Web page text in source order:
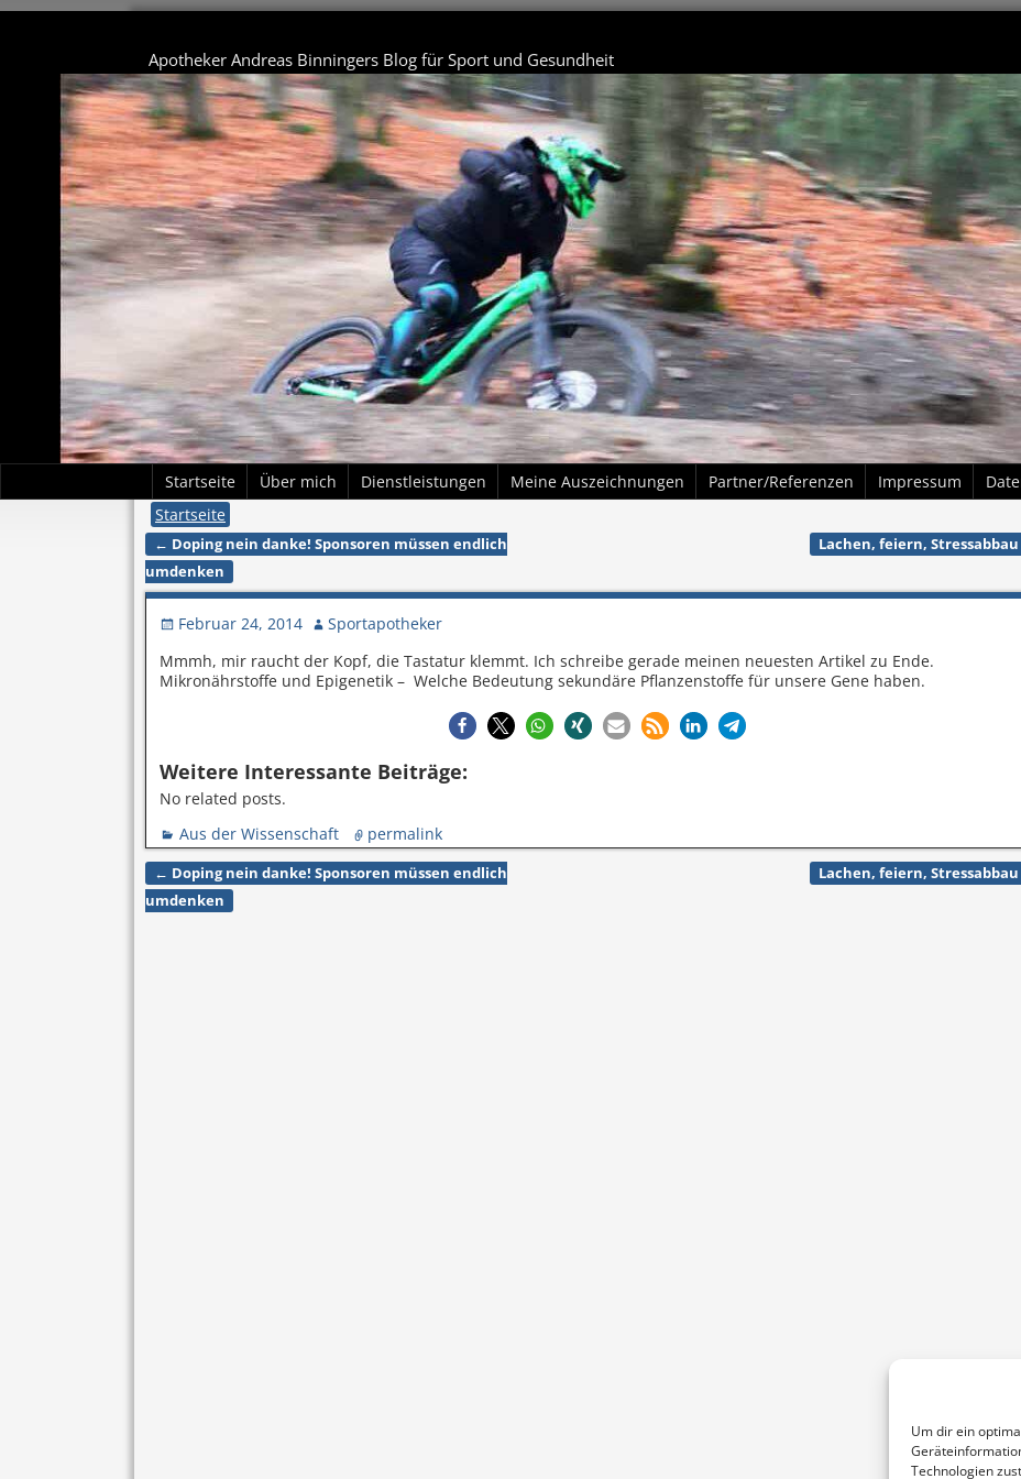
Um dir ein
Technologien
Apotheker Andreas Binningers Blog für Sport und Gesundheit
Startseite Über mich Dienstleistungen Meine Auszeichnungen Partner/Referenzen Impressum
Startseite
Artikelnavigation
← Doping nein danke! Sponsoren müssen endlich
umdenken
Lachen, feiern, Stressabbau
Februar 24, 2014
Sportapotheker
Mmmh, mir raucht der Kopf, die Tastatur klemmt. Ich schreibe gerade meinen neuesten Artikel zu Ende.
Mikronährstoffe und Epigenetik – Welche Bedeutung sekundäre Pflanzenstoffe für unsere Gene haben.
Weitere Interessante Beiträge:
No related posts.
Aus der Wissenschaft
permalink
Artikelnavigation
← Doping nein danke! Sponsoren müssen endlich
umdenken
Lachen, feiern, Stressabbau